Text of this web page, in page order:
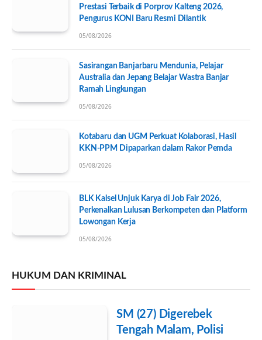
Prestasi Terbaik di Porprov Kalteng 2026,
Pengurus KONI Baru Resmi Dilantik
05/08/2026
Sasirangan Banjarbaru Mendunia, Pelajar
Australia dan Jepang Belajar Wastra Banjar
Ramah Lingkungan
05/08/2026
Kotabaru dan UGM Perkuat Kolaborasi, Hasil
KKN-PPM Dipaparkan dalam Rakor Pemda
05/08/2026
BLK Kalsel Unjuk Karya di Job Fair 2026,
Perkenalkan Lulusan Berkompeten dan Platform
Lowongan Kerja
05/08/2026
HUKUM DAN KRIMINAL
SM (27) Digerebek
Tengah Malam, Polisi